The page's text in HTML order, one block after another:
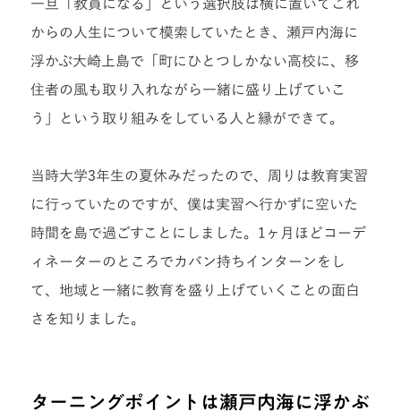
一旦「教員になる」という選択肢は横に置いてこれ
からの人生について模索していたとき、瀬戸内海に
浮かぶ大崎上島で「町にひとつしかない高校に、移
住者の風も取り入れながら一緒に盛り上げていこ
う」という取り組みをしている人と縁ができて。
当時大学3年生の夏休みだったので、周りは教育実習
に行っていたのですが、僕は実習へ行かずに空いた
時間を島で過ごすことにしました。1ヶ月ほどコーデ
ィネーターのところでカバン持ちインターンをし
て、地域と一緒に教育を盛り上げていくことの面白
さを知りました。
ターニングポイントは瀬戸内海に浮かぶ